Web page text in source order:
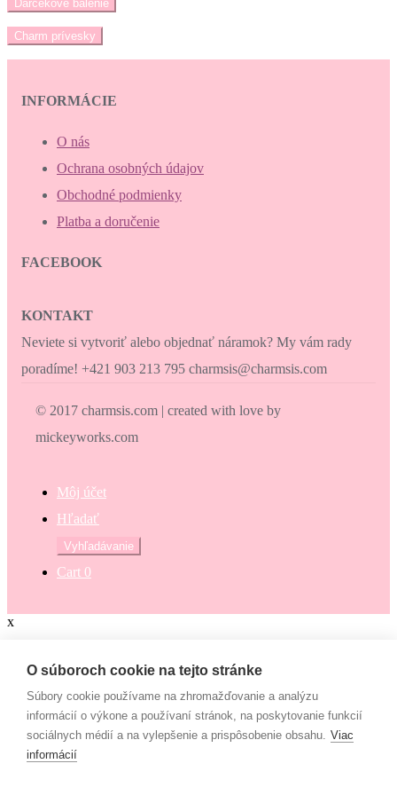
Darčekové balenie
Charm prívesky
INFORMÁCIE
O nás
Ochrana osobných údajov
Obchodné podmienky
Platba a doručenie
FACEBOOK
KONTAKT
Neviete si vytvoriť alebo objednať náramok? My vám rady
poradíme! +421 903 213 795 charmsis@charmsis.com
© 2017 charmsis.com | created with love by
mickeyworks.com
Môj účet
Hľadať
Hľadať:
Vyhľadávanie
Cart 0
x
Zaokrúhli svoj nákup
Zaokrúhli svoj nákup a prispej na dobrú vec. Občianske združenie
Mamy v pohybe pomáha osamelým mamám, ktoré nemajú to šťastie
– mať pri sebe manžela, partnera či blízku rodinu, ktorí by im vedeli
pomôcť. Či už finančne alebo inak. “Lebo každá mama by mala
O súboroch cookie na tejto stránke
Súbory cookie používame na zhromažďovanie a analýzu
informácií o výkone a používaní stránok, na poskytovanie funkcií
sociálnych médií a na vylepšenie a prispôsobenie obsahu. Viac
informácií